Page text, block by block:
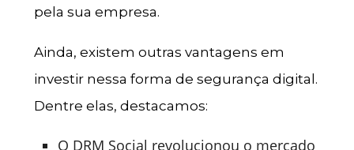
pela sua empresa.
Ainda, existem outras vantagens em
investir nessa forma de segurança digital.
Dentre elas, destacamos:
O DRM Social revolucionou o mercado